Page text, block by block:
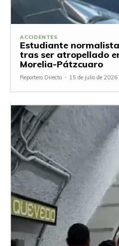
ACCIDENTES
Estudiante
tras ser atropellado
Morelia-Pátzcuaro
Reportero Directo - 15 de julio de 2026